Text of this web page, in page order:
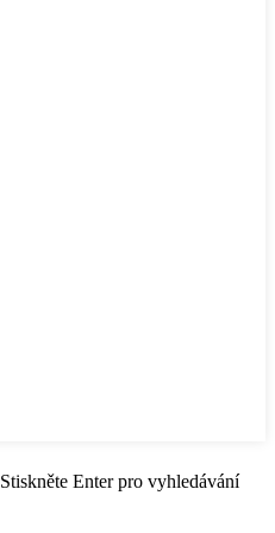
Stiskněte Enter pro vyhledávání